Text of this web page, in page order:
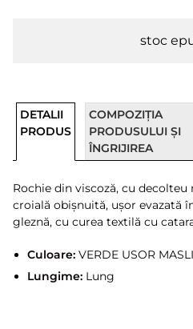
stoc
DETALII
PRODUS
COMPOZIȚIA
PRODUSULUI ȘI
ÎNGRIJIREA
Rochie din viscoză, cu
croială obișnuită, ușor evazată
gleznă, cu curea textilă cu
Culoare:VERDE USOR
Lungime:Lung